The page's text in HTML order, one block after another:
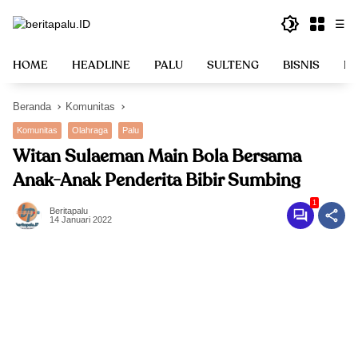
☰
HOME HEADLINE PALU SULTENG BISNIS
Beranda Komunitas
Komunitas Olahraga Palu
Witan Sulaeman Main Bola Bersama
Anak-Anak Penderita Bibir Sumbing
Beritapalu
14 Januari 2022
1